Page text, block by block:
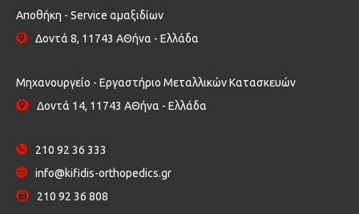
Αποθήκη - Service αμαξιδίων
Δοντά 8, 11743 ΑΘήνα - Ελλάδα
Μηχανουργείο - Εργαστήριο Μεταλλικών Κατασκευών
Δοντά 14, 11743 ΑΘήνα - Ελλάδα
210 92 36 333
info@kifidis-orthopedics.gr
210 92 36 808